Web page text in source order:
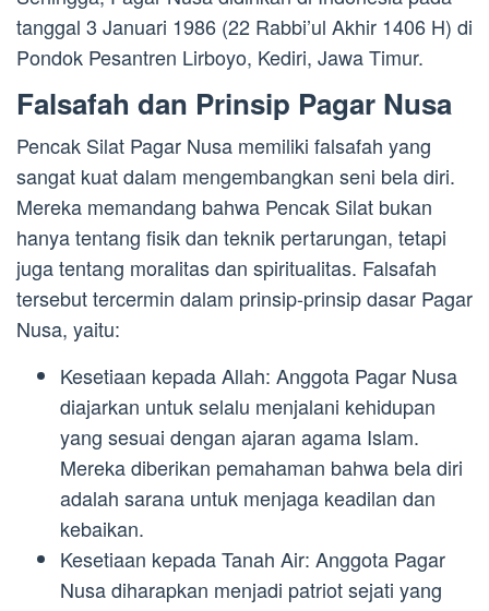
tanggal 3 Januari 1986 (22 Rabbi’ul Akhir 1406 H) di
Pondok Pesantren Lirboyo, Kediri, Jawa Timur.
Falsafah dan Prinsip Pagar Nusa
Pencak Silat Pagar Nusa memiliki falsafah yang
sangat kuat dalam mengembangkan seni bela diri.
Mereka memandang bahwa Pencak Silat bukan
hanya tentang fisik dan teknik pertarungan, tetapi
juga tentang moralitas dan spiritualitas. Falsafah
tersebut tercermin dalam prinsip-prinsip dasar Pagar
Nusa, yaitu:
Kesetiaan kepada Allah: Anggota Pagar Nusa
diajarkan untuk selalu menjalani kehidupan
yang sesuai dengan ajaran agama Islam.
Mereka diberikan pemahaman bahwa bela diri
adalah sarana untuk menjaga keadilan dan
kebaikan.
Kesetiaan kepada Tanah Air: Anggota Pagar
Nusa diharapkan menjadi patriot sejati yang